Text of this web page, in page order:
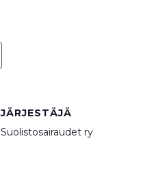
JÄRJESTÄJÄ
Suolistosairaudet ry